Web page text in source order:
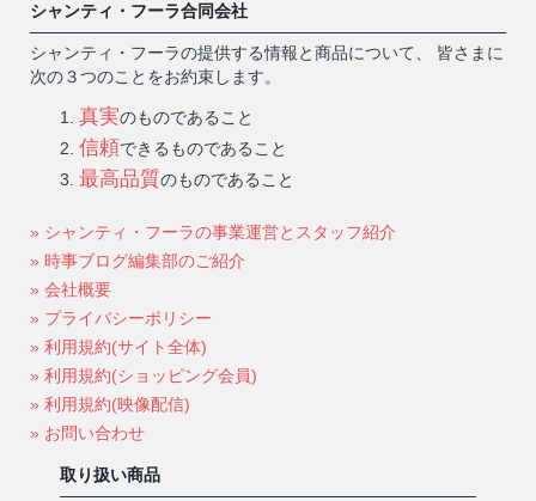
シャンティ・フーラ合同会社
シャンティ・フーラの提供する情報と商品について、 皆さまに
次の３つのことをお約束します。
真実のものであること
信頼できるものであること
最高品質のものであること
» シャンティ・フーラの事業運営とスタッフ紹介
» 時事ブログ編集部のご紹介
» 会社概要
» プライバシーポリシー
» 利用規約(サイト全体)
» 利用規約(ショッピング会員)
» 利用規約(映像配信)
» お問い合わせ
取り扱い商品